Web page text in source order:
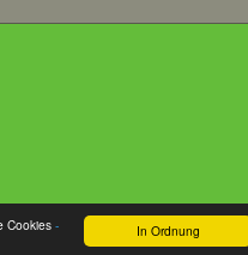
In Ordnung
Cookies -